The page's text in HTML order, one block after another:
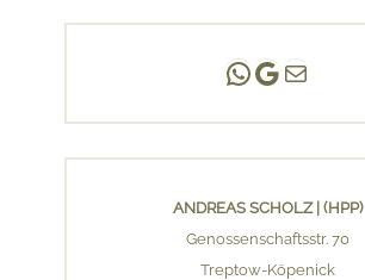
Andreas Scholz | (HPP)
Praxis Adlershof
E-Mail an mich ...
ANDREAS SCHOLZ | (HPP)
Genossenschaftsstr. 70
Treptow-Köpenick